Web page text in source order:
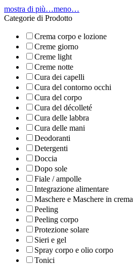
mostra di più…meno…
Categorie di Prodotto
Crema corpo e lozione
Creme giorno
Creme light
Creme notte
Cura dei capelli
Cura del contorno occhi
Cura del corpo
Cura del décolleté
Cura delle labbra
Cura delle mani
Deodoranti
Detergenti
Doccia
Dopo sole
Fiale / ampolle
Integrazione alimentare
Maschere e Maschere in crema
Peeling
Peeling corpo
Protezione solare
Sieri e gel
Spray corpo e olio corpo
Tonici